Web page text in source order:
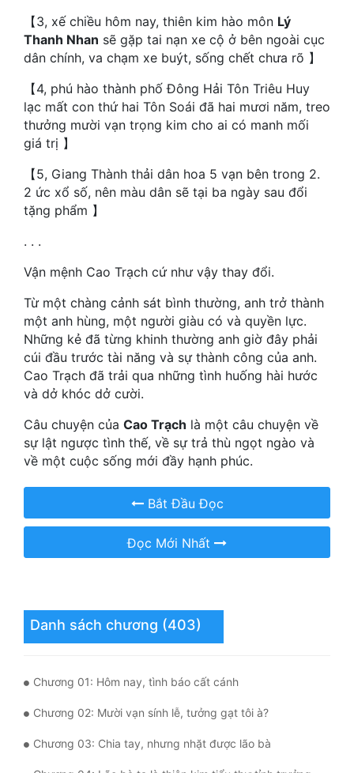
Làm Giàu
Lịch Sử
Mưu Mô
Mạt Thế
Ngôn Tình
Ngược
Phong Thủy - Tâm Linh
Phương Tây
Phản Phái
Quân Sự
Tiểu Thuyết
【3, xế chiều hôm nay, thiên kim hào môn Lý
Thanh Nhan sẽ gặp tai nạn xe cộ ở bên ngoài cục
dân chính, va chạm xe buýt, sống chết chưa rõ 】
【4, phú hào thành phố Đông Hải Tôn Triêu Huy
lạc mất con thứ hai Tôn Soái đã hai mươi năm, treo
thưởng mười vạn trọng kim cho ai có manh mối
giá trị 】
【5, Giang Thành thải dân hoa 5 vạn bên trong 2.
2 ức xổ số, nên màu dân sẽ tại ba ngày sau đổi
tặng phẩm 】
. . .
Vận mệnh Cao Trạch cứ như vậy thay đổi.
Từ một chàng cảnh sát bình thường, anh trở thành
một anh hùng, một người giàu có và quyền lực.
Những kẻ đã từng khinh thường anh giờ đây phải
cúi đầu trước tài năng và sự thành công của anh.
Cao Trạch đã trải qua những tình huống hài hước
và dở khóc dở cười.
Câu chuyện của Cao Trạch là một câu chuyện về
sự lật ngược tình thế, về sự trả thù ngọt ngào và
về một cuộc sống mới đầy hạnh phúc.
Bắt Đầu Đọc
Đọc Mới Nhất
Danh sách chương (403)
Chương 01: Hôm nay, tình báo cất cánh
Chương 02: Mười vạn sính lễ, tưởng gạt tôi à?
Chương 03: Chia tay, nhưng nhặt được lão bà